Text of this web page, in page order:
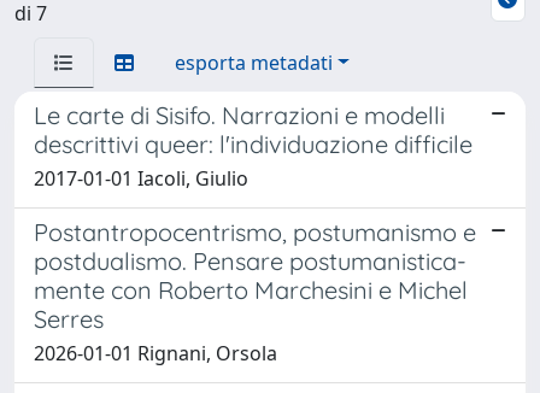
di 7
esporta metadati
Le carte di Sisifo. Narrazioni e modelli
descrittivi queer: l'individuazione difficile
2017-01-01 Iacoli, Giulio
Postantropocentrismo, postumanismo e
postdualismo. Pensare postumanistica-
mente con Roberto Marchesini e Michel
Serres
2026-01-01 Rignani, Orsola